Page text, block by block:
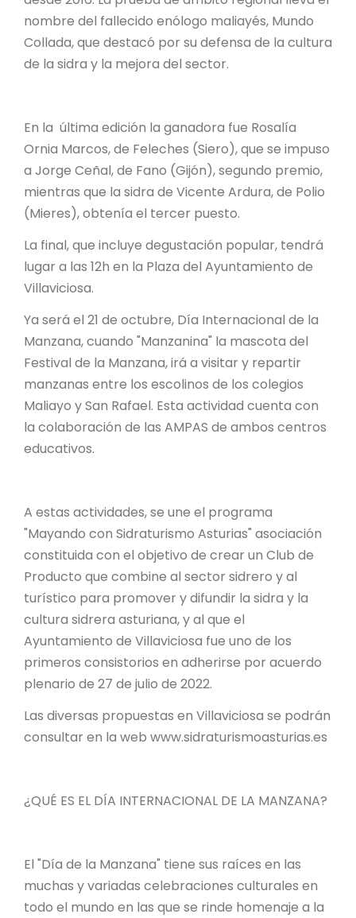
nombre del fallecido enólogo maliayés, Mundo
Collada, que destacó por su defensa de la cultura
de la sidra y la mejora del sector.
En la última edición la ganadora fue Rosalía
Ornia Marcos, de Feleches (Siero), que se impuso
a Jorge Ceñal, de Fano (Gijón), segundo premio,
mientras que la sidra de Vicente Ardura, de Polio
(Mieres), obtenía el tercer puesto.
La final, que incluye degustación popular, tendrá
lugar a las 12h en la Plaza del Ayuntamiento de
Villaviciosa.
Ya será el 21 de octubre, Día Internacional de la
Manzana, cuando "Manzanina" la mascota del
Festival de la Manzana, irá a visitar y repartir
manzanas entre los escolinos de los colegios
Maliayo y San Rafael. Esta actividad cuenta con
la colaboración de las AMPAS de ambos centros
educativos.
A estas actividades, se une el programa
"Mayando con Sidraturismo Asturias" asociación
constituida con el objetivo de crear un Club de
Producto que combine al sector sidrero y al
turístico para promover y difundir la sidra y la
cultura sidrera asturiana, y al que el
Ayuntamiento de Villaviciosa fue uno de los
primeros consistorios en adherirse por acuerdo
plenario de 27 de julio de 2022.
Las diversas propuestas en Villaviciosa se podrán
consultar en la web www.sidraturismoasturias.es
¿QUÉ ES EL DÍA INTERNACIONAL DE LA MANZANA?
El "Día de la Manzana" tiene sus raíces en las
muchas y variadas celebraciones culturales en
todo el mundo en las que se rinde homenaje a la